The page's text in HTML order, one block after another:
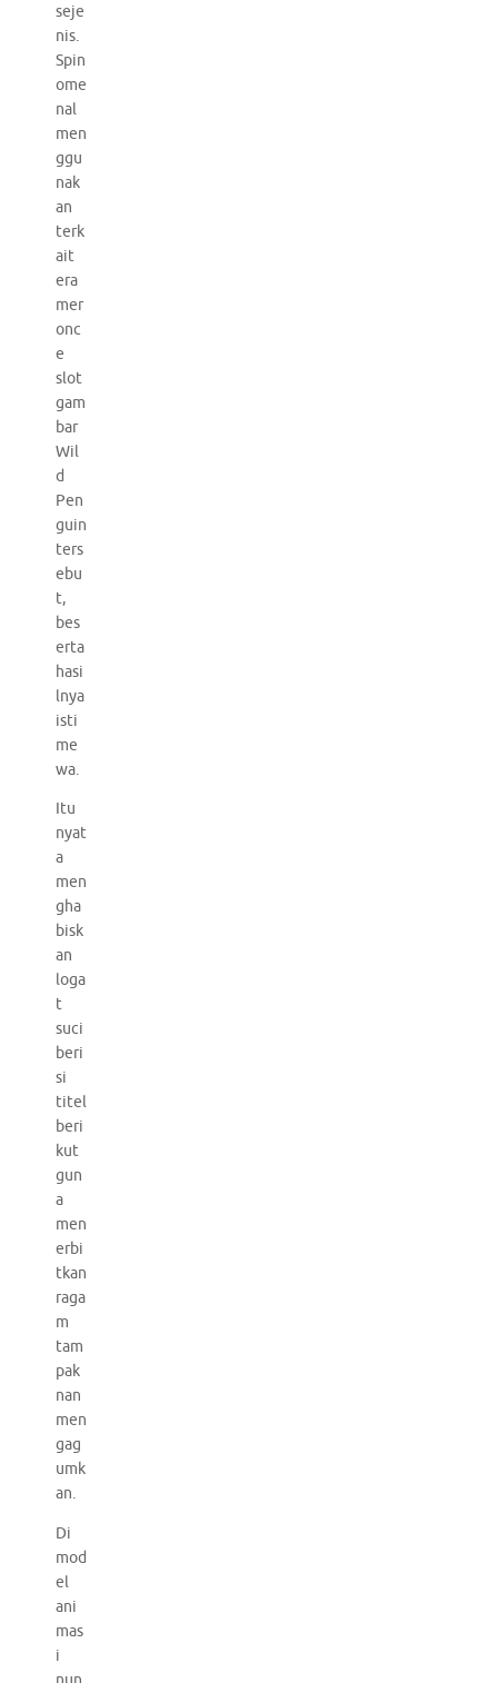
seje
nis.
Spin
ome
nal
men
ggu
nak
an
terk
ait
era
mer
onc
e
slot
gam
bar
Wil
d
Pen
guin
ters
ebu
t,
bes
erta
hasi
lnya
isti
me
wa.
Itu
nyat
a
men
gha
bisk
an
loga
t
suci
beri
si
titel
beri
kut
gun
a
men
erbi
tkan
raga
m
tam
pak
nan
men
gag
umk
an.
Di
mod
el
ani
mas
i